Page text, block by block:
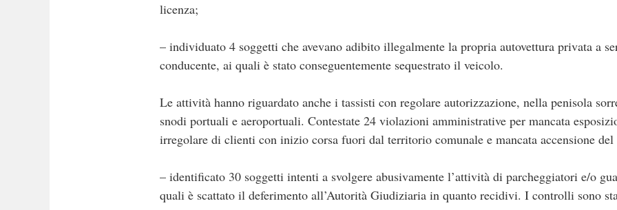
licenza;
– individuato 4 soggetti che avevano adibito illegalmente la propria autovettura privata a
conducente, ai quali è stato conseguentemente sequestrato il veicolo.
Le attività hanno riguardato anche i tassisti con regolare autorizzazione, nella penisola
snodi portuali e aeroportuali. Contestate 24 violazioni amministrative per mancata
irregolare di clienti con inizio corsa fuori dal territorio comunale e mancata accensione del
– identificato 30 soggetti intenti a svolgere abusivamente l’attività di parcheggiatori e/o
quali è scattato il deferimento all’Autorità Giudiziaria in quanto recidivi. I controlli sono